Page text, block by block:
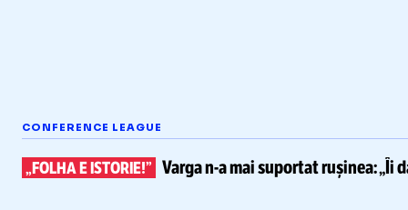
CONFERENCE LEAGUE
„FOLHA E ISTORIE!” Vargan-amai suportat rușinea:„Îi